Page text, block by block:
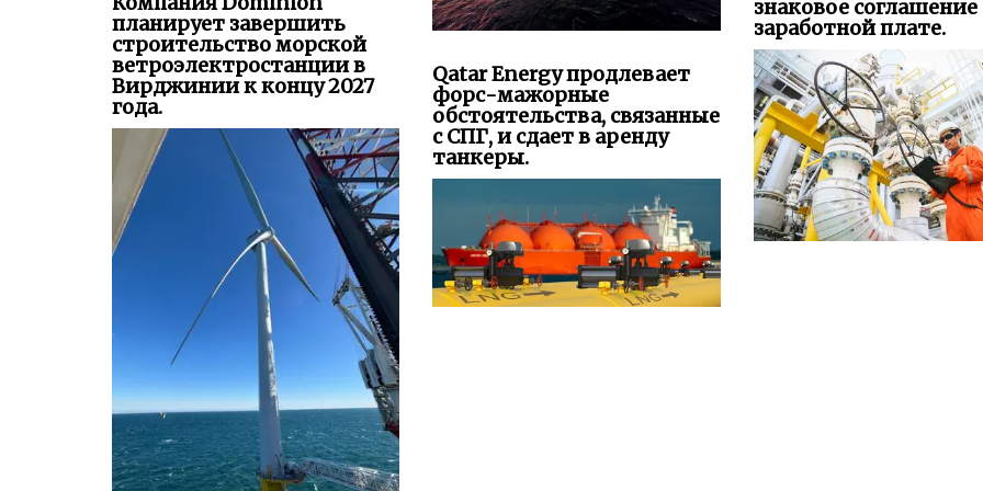
планирует завершить
строительство морской
ветроэлектростанции в
Вирджинии к концу 2027
года.
Qatar Energy продлевает
форс-мажорные
обстоятельства, связанные
с СПГ, и сдает в аренду
танкеры.
знаковое соглашение
заработной плате.